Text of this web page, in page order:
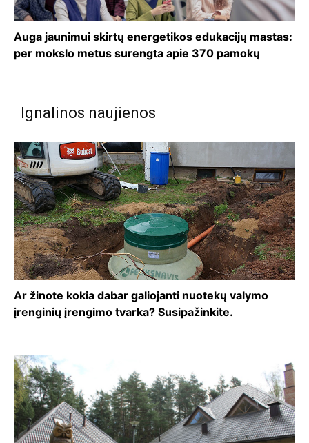
Auga jaunimui skirtų energetikos edukacijų mastas:
per mokslo metus surengta apie 370 pamokų
Ignalinos naujienos
Ar žinote kokia dabar galiojanti nuotekų valymo
įrenginių įrengimo tvarka? Susipažinkite.